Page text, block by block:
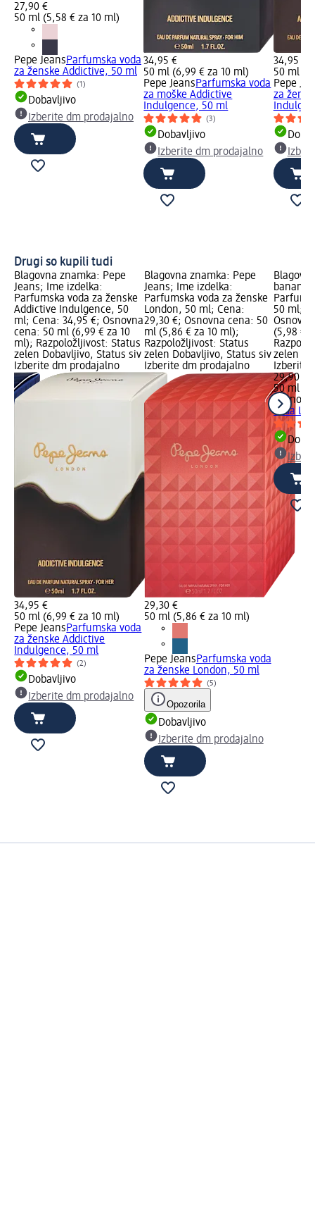
27,90 €
50 ml (5,58 € za 10 ml)
Pepe JeansParfumska voda
za ženske Addictive, 50 ml
(1)
Dobavljivo
Izberite dm prodajalno
34,95 €
50 ml (6,99 € za 10 ml)
Pepe JeansParfumska voda
za moške Addictive
Indulgence, 50 ml
(3)
Dobavljivo
Izberite dm prodajalno
34,95 €
50 ml
Pepe
za
Drugi so kupili tudi
Blagovna znamka: Pepe
Jeans; Ime izdelka:
Parfumska voda za ženske
Addictive Indulgence, 50
ml; Cena: 34,95 €; Osnovna
cena: 50 ml (6,99 € za 10
ml); Razpoložljivost: Status
zelen Dobavljivo, Status siv
Izberite dm prodajalno
34,95 €
50 ml (6,99 € za 10 ml)
Pepe JeansParfumska voda
za ženske Addictive
Indulgence, 50 ml
(2)
Dobavljivo
Izberite dm prodajalno
Blagovna znamka: Pepe
Jeans; Ime izdelka:
Parfumska voda za ženske
London, 50 ml; Cena:
29,30 €; Osnovna cena: 50
ml (5,86 € za 10 ml);
Razpoložljivost: Status
zelen Dobavljivo, Status siv
Izberite dm prodajalno
29,30 €
50 ml (5,86 € za 10 ml)
Pepe JeansParfumska voda
za ženske London, 50 ml
(5)
Opozorila
Dobavljivo
Izberite dm prodajalno
banani;
50 ml;
(5,98 €
zelen
Izberite
29,90 €
50 ml
bruno
voda